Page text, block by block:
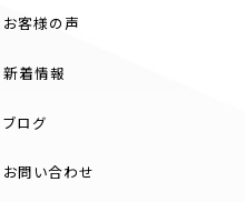
お客様の声
新着情報
ブログ
お問い合わせ